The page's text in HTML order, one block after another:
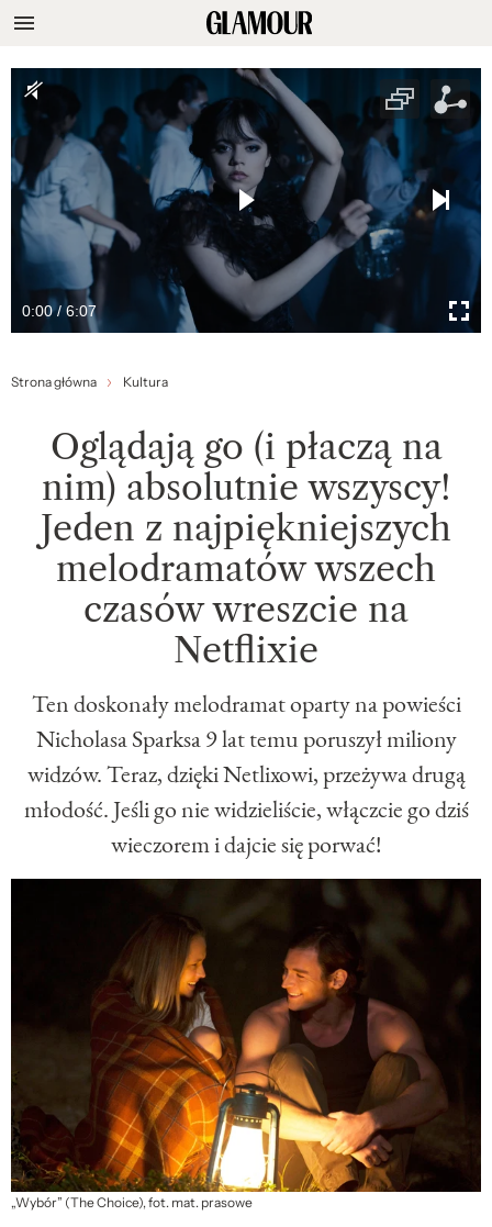
0:00 / 6:07
Strona główna Kultura
Oglądają go (i płaczą na
nim) absolutnie wszyscy!
Jeden z najpiękniejszych
melodramatów wszech
czasów wreszcie na
Netflixie
Ten doskonały melodramat oparty na powieści
Nicholasa Sparksa 9 lat temu poruszył miliony
widzów. Teraz, dzięki Netlixowi, przeżywa drugą
młodość. Jeśli go nie widzieliście, włączcie go dziś
wieczorem i dajcie się porwać!
„Wybór” (The Choice), fot. mat. prasowe